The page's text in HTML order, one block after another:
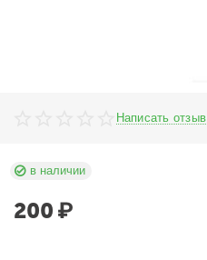
Написать отзыв
в наличии
200 ₽